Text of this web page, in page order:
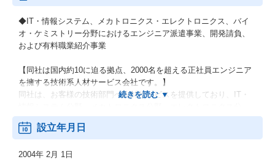
◆IT・情報システム、メカトロニクス・エレクトロニクス、バイ
オ・ケミストリー分野におけるエンジニア派遣事業、開発請負、
および有料職業紹介事業
【同社は国内約10に迫る拠点、2000名を超える正社員エンジニア
を擁する技術系人材サービス会社です。】
同社は、お客様の技術部門へ人材サービスを提供しており、IT・
野、バイオ・ケミストリー分野の4分野を主な技術分野としていま
す。
にとどまらず、受託開発によるサービス提供も可能な多様さを持
設立年月日
2004年 2月 1日